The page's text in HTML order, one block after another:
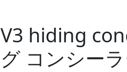
V3 hiding
グ コンシーラ